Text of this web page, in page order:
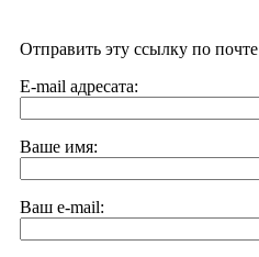
Отправить эту ссылку по почте
E-mail адресата:
Ваше имя:
Ваш e-mail: